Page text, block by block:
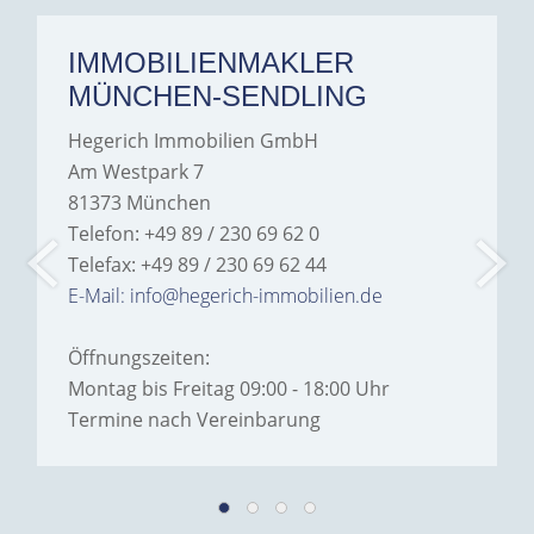
IMMOBILIENMAKLER
MÜNCHEN-SENDLING
Hegerich Immobilien GmbH
Am Westpark 7
81373 München
Telefon: +49 89 / 230 69 62 0
Telefax: +49 89 / 230 69 62 44
E-Mail: info@hegerich-immobilien.de
Öffnungszeiten:
Montag bis Freitag 09:00 - 18:00 Uhr
Termine nach Vereinbarung